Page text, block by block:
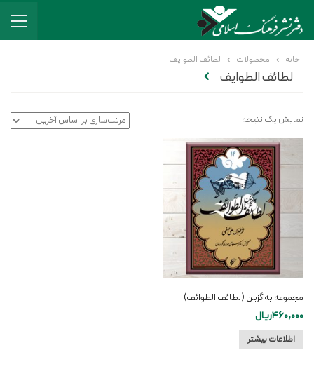
خانه محصولات لطائف الطوایف
لطائف الطوایف
نمایش یک نتیجه
مجموعه به گزین (لطائف الطوائف)
460,000ریال
اطلاعات بیشتر